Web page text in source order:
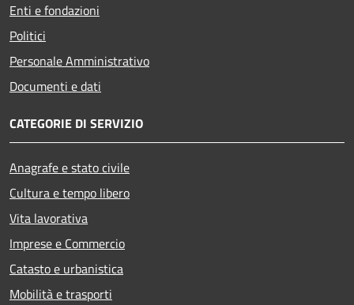
Enti e fondazioni
Politici
Personale Amministrativo
Documenti e dati
CATEGORIE DI SERVIZIO
Anagrafe e stato civile
Cultura e tempo libero
Vita lavorativa
Imprese e Commercio
Catasto e urbanistica
Mobilità e trasporti